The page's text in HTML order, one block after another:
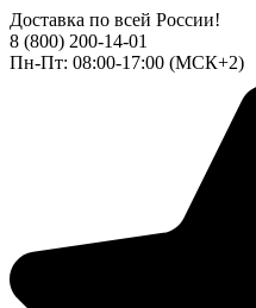
Доставка по всей России!
8 (800) 200-14-01
Пн-Пт: 08:00-17:00 (МСК+2)